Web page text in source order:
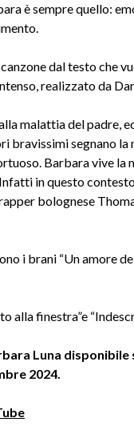
è sempre quello:
dal testo che
realizzato da
malattia del padre,
bravissimi segnano
Barbara vive la
in questo
bolognese
i brani “Un amore
alla finestra”e
Luna
2024.